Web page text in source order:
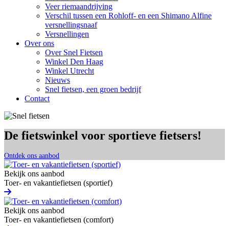
Veer riemaandrijving
Verschil tussen een Rohloff- en een Shimano Alfine
versnellingsnaaf
Versnellingen
Over ons
Over Snel Fietsen
Winkel Den Haag
Winkel Utrecht
Nieuws
Snel fietsen, een groen bedrijf
Contact
De fietswinkel voor sportieve fietsers!
Ontdek ons aanbod
Bekijk ons aanbod
Toer- en vakantiefietsen (sportief)
Bekijk ons aanbod
Toer- en vakantiefietsen (comfort)